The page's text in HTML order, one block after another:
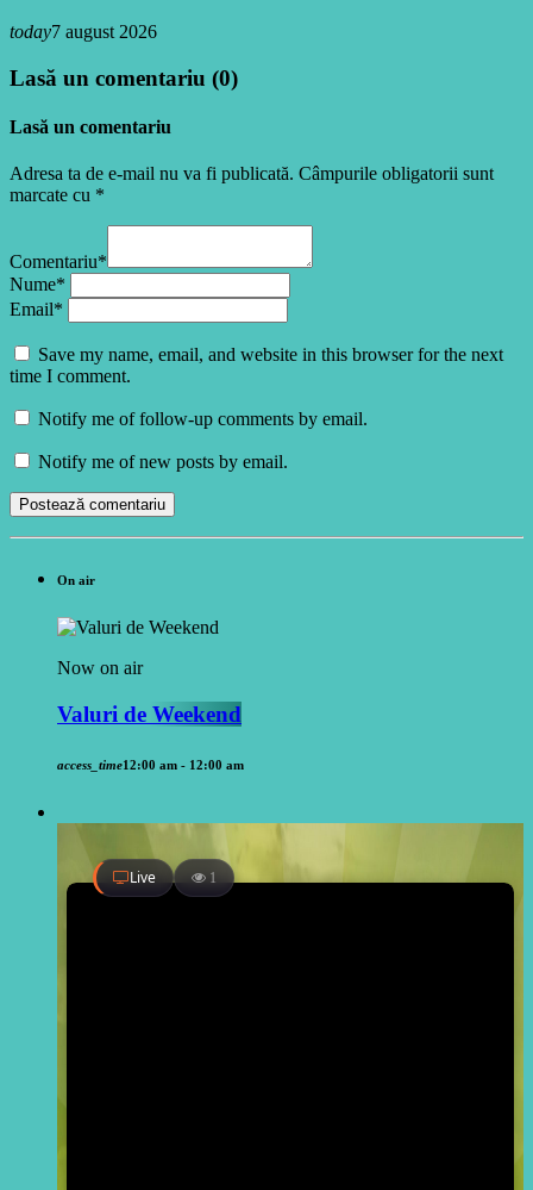
today7 august 2026
Lasă un comentariu (0)
Lasă un comentariu
Adresa ta de e-mail nu va fi publicată. Câmpurile obligatorii sunt
marcate cu *
Comentariu*
Nume*
Email*
Save my name, email, and website in this browser for the next
time I comment.
Notify me of follow-up comments by email.
Notify me of new posts by email.
On air
Now on air
Valuri de Weekend
access_time12:00 am - 12:00 am